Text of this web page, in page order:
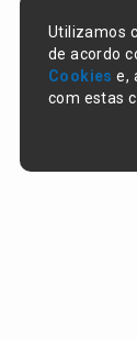
Utilizamos
de acordo
Cookies e,
com estas